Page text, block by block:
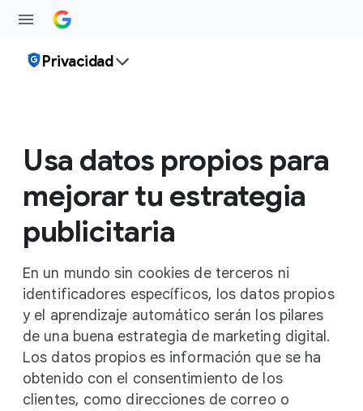
Privacidad
Usa datos propios para
mejorar tu estrategia
publicitaria
En un mundo sin cookies de terceros ni
identificadores específicos, los datos propios
y el aprendizaje automático serán los pilares
de una buena estrategia de marketing digital.
Los datos propios es información que se ha
obtenido con el consentimiento de los
clientes, como direcciones de correo o